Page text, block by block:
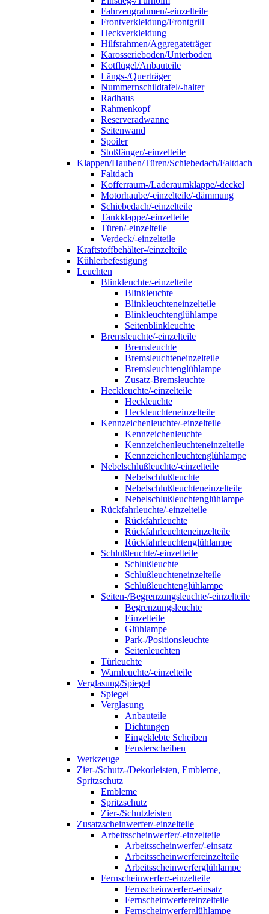
Fahrzeugrahmen/-einzelteile
Frontverkleidung/Frontgrill
Heckverkleidung
Hilfsrahmen/Aggregateträger
Karosserieboden/Unterboden
Kotflügel/Anbauteile
Längs-/Querträger
Nummernschildtafel/-halter
Radhaus
Rahmenkopf
Reserveradwanne
Seitenwand
Spoiler
Stoßfänger/-einzelteile
Klappen/Hauben/Türen/Schiebedach/Faltdach
Faltdach
Kofferraum-/Laderaumklappe/-deckel
Motorhaube/-einzelteile/-dämmung
Schiebedach/-einzelteile
Tankklappe/-einzelteile
Türen/-einzelteile
Verdeck/-einzelteile
Kraftstoffbehälter-/einzelteile
Kühlerbefestigung
Leuchten
Blinkleuchte/-einzelteile
Blinkleuchte
Blinkleuchteneinzelteile
Blinkleuchtenglühlampe
Seitenblinkleuchte
Bremsleuchte/-einzelteile
Bremsleuchte
Bremsleuchteneinzelteile
Bremsleuchtenglühlampe
Zusatz-Bremsleuchte
Heckleuchte/-einzelteile
Heckleuchte
Heckleuchteneinzelteile
Kennzeichenleuchte/-einzelteile
Kennzeichenleuchte
Kennzeichenleuchteneinzelteile
Kennzeichenleuchtenglühlampe
Nebelschlußleuchte/-einzelteile
Nebelschlußleuchte
Nebelschlußleuchteneinzelteile
Nebelschlußleuchtenglühlampe
Rückfahrleuchte/-einzelteile
Rückfahrleuchte
Rückfahrleuchteneinzelteile
Rückfahrleuchtenglühlampe
Schlußleuchte/-einzelteile
Schlußleuchte
Schlußleuchteneinzelteile
Schlußleuchtenglühlampe
Seiten-/Begrenzungsleuchte/-einzelteile
Begrenzungsleuchte
Einzelteile
Glühlampe
Park-/Positionsleuchte
Seitenleuchten
Türleuchte
Warnleuchte/-einzelteile
Verglasung/Spiegel
Spiegel
Verglasung
Anbauteile
Dichtungen
Eingeklebte Scheiben
Fensterscheiben
Werkzeuge
Zier-/Schutz-/Dekorleisten, Embleme,
Spritzschutz
Embleme
Spritzschutz
Zier-/Schutzleisten
Zusatzscheinwerfer/-einzelteile
Arbeitsscheinwerfer/-einzelteile
Arbeitsscheinwerfer/-einsatz
Arbeitsscheinwerfereinzelteile
Arbeitsscheinwerferglühlampe
Fernscheinwerfer/-einzelteile
Fernscheinwerfer/-einsatz
Fernscheinwerfereinzelteile
Fernscheinwerferglühlampe